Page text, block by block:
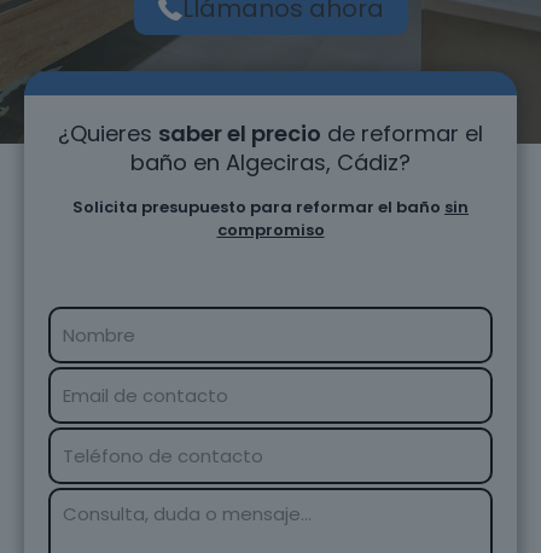
Llámanos ahora
¿Quieres saber el precio de reformar el
baño en Algeciras, Cádiz?
Solicita presupuesto para reformar el baño sin
compromiso